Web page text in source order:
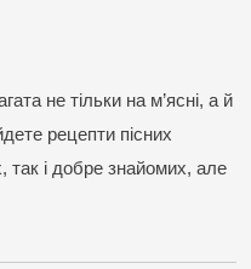
не тільки на м’ясні, а й
рецепти пісних
так і добре знайомих, але